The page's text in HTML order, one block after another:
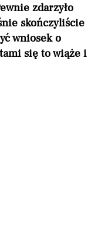
zdarzyło
skończyliście
wniosek o
się to wiąże i